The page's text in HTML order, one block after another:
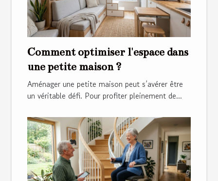
Comment optimiser l'espace dans
une petite maison ?
Aménager une petite maison peut s’avérer être
un véritable défi. Pour profiter pleinement de...